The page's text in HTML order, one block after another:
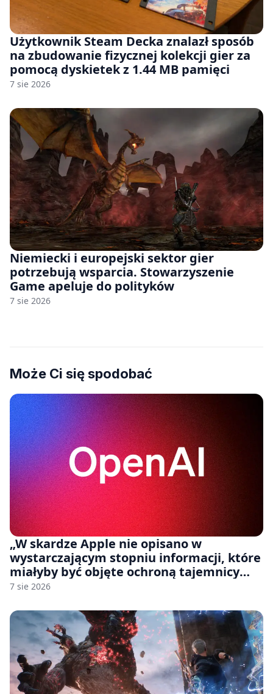
Użytkownik Steam Decka znalazł sposób
na zbudowanie fizycznej kolekcji gier za
pomocą dyskietek z 1.44 MB pamięci
7 sie 2026
Niemiecki i europejski sektor gier
potrzebują wsparcia. Stowarzyszenie
Game apeluje do polityków
7 sie 2026
Może Ci się spodobać
„W skardze Apple nie opisano w
wystarczającym stopniu informacji, które
miałyby być objęte ochroną tajemnicy
handlowej”. OpenAI żąda odrzucenia
7 sie 2026